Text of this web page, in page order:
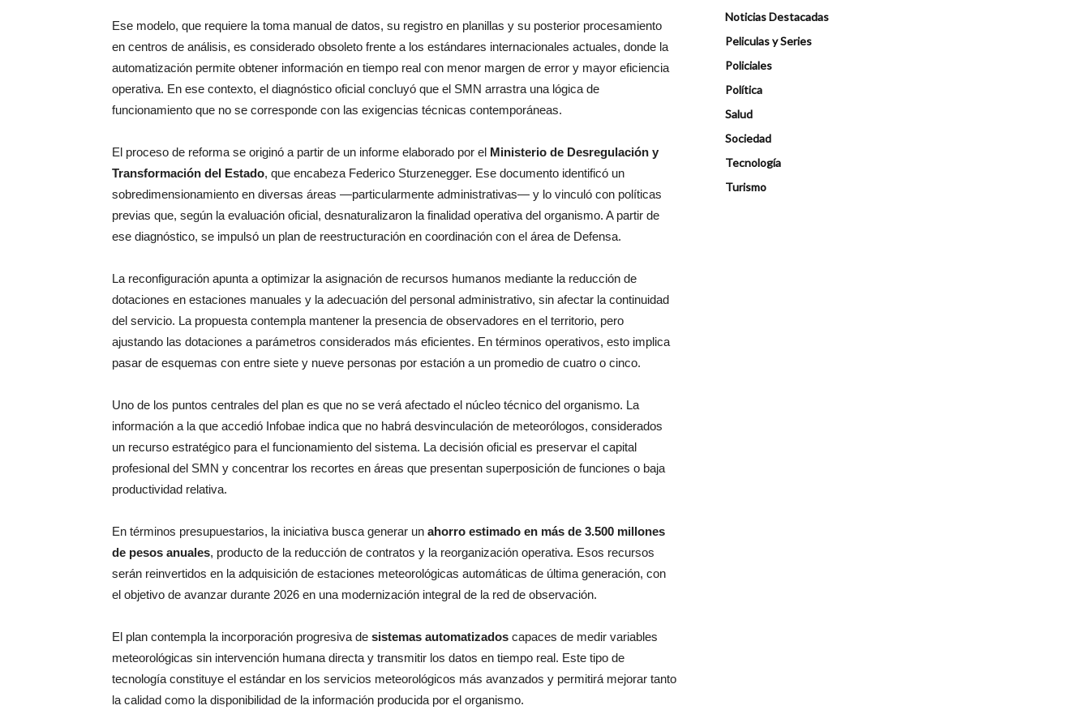
Ese modelo, que requiere la toma manual de datos, su registro en planillas y su posterior procesamiento
en centros de análisis, es considerado obsoleto frente a los estándares internacionales actuales, donde la
automatización permite obtener información en tiempo real con menor margen de error y mayor eficiencia
operativa. En ese contexto, el diagnóstico oficial concluyó que el SMN arrastra una lógica de
funcionamiento que no se corresponde con las exigencias técnicas contemporáneas.
El proceso de reforma se originó a partir de un informe elaborado por el Ministerio de Desregulación y
Transformación del Estado, que encabeza Federico Sturzenegger. Ese documento identificó un
sobredimensionamiento en diversas áreas —particularmente administrativas— y lo vinculó con políticas
previas que, según la evaluación oficial, desnaturalizaron la finalidad operativa del organismo. A partir de
ese diagnóstico, se impulsó un plan de reestructuración en coordinación con el área de Defensa.
La reconfiguración apunta a optimizar la asignación de recursos humanos mediante la reducción de
dotaciones en estaciones manuales y la adecuación del personal administrativo, sin afectar la continuidad
del servicio. La propuesta contempla mantener la presencia de observadores en el territorio, pero
ajustando las dotaciones a parámetros considerados más eficientes. En términos operativos, esto implica
pasar de esquemas con entre siete y nueve personas por estación a un promedio de cuatro o cinco.
Uno de los puntos centrales del plan es que no se verá afectado el núcleo técnico del organismo. La
información a la que accedió Infobae indica que no habrá desvinculación de meteorólogos, considerados
un recurso estratégico para el funcionamiento del sistema. La decisión oficial es preservar el capital
profesional del SMN y concentrar los recortes en áreas que presentan superposición de funciones o baja
productividad relativa.
En términos presupuestarios, la iniciativa busca generar un ahorro estimado en más de 3.500 millones
de pesos anuales, producto de la reducción de contratos y la reorganización operativa. Esos recursos
serán reinvertidos en la adquisición de estaciones meteorológicas automáticas de última generación, con
el objetivo de avanzar durante 2026 en una modernización integral de la red de observación.
El plan contempla la incorporación progresiva de sistemas automatizados capaces de medir variables
meteorológicas sin intervención humana directa y transmitir los datos en tiempo real. Este tipo de
tecnología constituye el estándar en los servicios meteorológicos más avanzados y permitirá mejorar tanto
la calidad como la disponibilidad de la información producida por el organismo.
Noticias Destacadas
Peliculas y Series
Policiales
Política
Salud
Sociedad
Tecnología
Turismo